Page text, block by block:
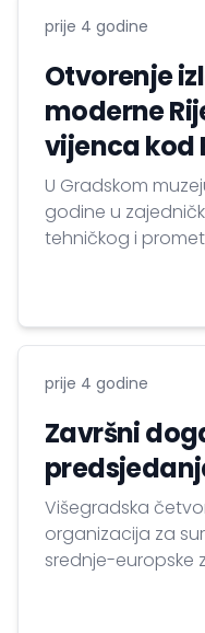
suradnje, te
Nakon susreta sa
Csabu...
prije 4 godine
Otvorenje
moderne
vijenca kod
U Gradskom
godine u
tehničkog i
izložba pod
modernizacija
Csaba Demcsák je
prije 4 godine
Završni
Višegradska
organizacija za
srednje-europske
unaprjeđenje